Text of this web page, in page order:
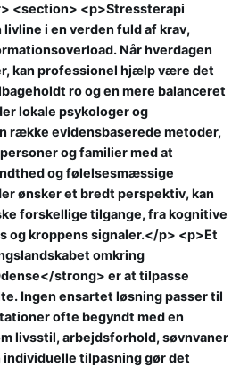
<section> <p>Stressterapi
i en verden fuld af krav,
Når hverdagen
kan professionel hjælp være det
ro og en mere balanceret
lokale psykologer og
række evidensbaserede metoder,
og familier med at
og følelsesmæssige
ønsker et bredt perspektiv, kan
forskellige tilgange, fra kognitive
og kroppens signaler.</p> <p>Et
omkring
strong> er at tilpasse
Ingen ensartet løsning passer til
ofte begyndt med en
livsstil, arbejdsforhold, søvnvaner
tilpasning gør det